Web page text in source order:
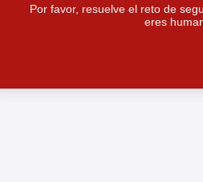
Por favor, resuelve el reto de
eres